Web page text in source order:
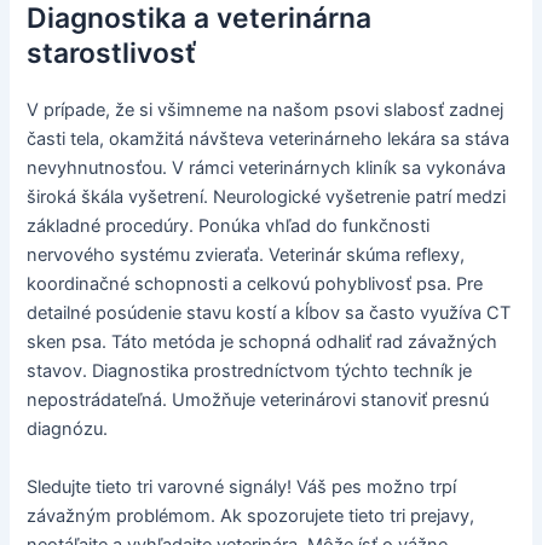
Diagnostika a veterinárna
starostlivosť
V prípade, že si všimneme na našom psovi slabosť zadnej
časti tela, okamžitá návšteva veterinárneho lekára sa stáva
nevyhnutnosťou. V rámci veterinárnych kliník sa vykonáva
široká škála vyšetrení. Neurologické vyšetrenie patrí medzi
základné procedúry. Ponúka vhľad do funkčnosti
nervového systému zvieraťa. Veterinár skúma reflexy,
koordinačné schopnosti a celkovú pohyblivosť psa. Pre
detailné posúdenie stavu kostí a kĺbov sa často využíva CT
sken psa. Táto metóda je schopná odhaliť rad závažných
stavov. Diagnostika prostredníctvom týchto techník je
nepostrádateľná. Umožňuje veterinárovi stanoviť presnú
diagnózu.
Sledujte tieto tri varovné signály! Váš pes možno trpí
závažným problémom. Ak spozorujete tieto tri prejavy,